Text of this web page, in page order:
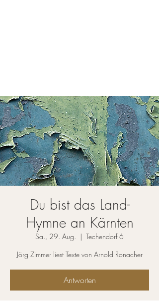
Du bist das Land-
Hymne an Kärnten
Sa., 29. Aug.
  |
Techendorf 6
Jörg Zimmer liest Texte von Arnold Ronacher
Antworten